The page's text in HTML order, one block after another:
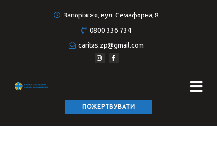
Запоріжжя, вул. Семафорна, 8
0800 336 734
caritas.zp@gmail.com
ПОЖЕРТВУВАТИ